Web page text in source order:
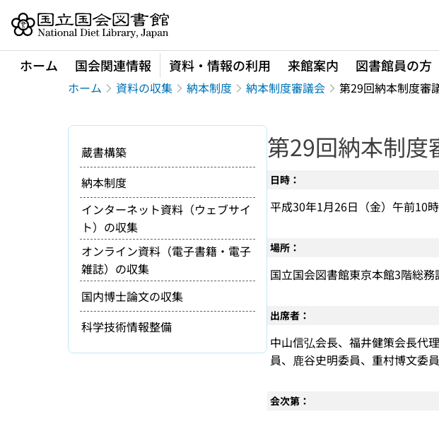
本文へ移動
ホーム 国会関連情報 資料・情報の利用 来館案内 図書館員の方
ホーム 資料の収集 納本制度 納本制度審議会 第29回納本制度審
第29回納本制度
日時：
平成30年1月26日（金）午前10
場所：
国立国会図書館東京本館3階総務
出席者：
中山信弘会長、福井健策会長代
員、鹿谷史明委員、重村博文委
会次第：
蔵書構築
納本制度
インターネット資料（ウェブサイ
ト）の収集
オンライン資料（電子書籍・電子
雑誌）の収集
国内博士論文の収集
科学技術情報整備